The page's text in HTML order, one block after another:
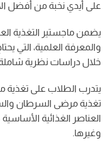
على أيدي نخبة من أفضل
يضمن ماجستير التغذية
والمعرفة العلمية، التي
خلال دراسات نظرية
يتدرب الطلاب على تغذية
تغذية مرضى السرطان
العناصر الغذائية
وغيرها.